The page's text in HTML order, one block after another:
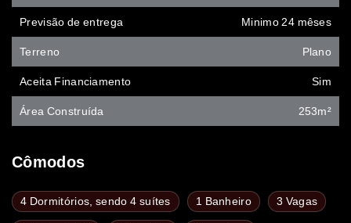
Cômodos
4 Dormitórios, sendo 4 suítes 1 Banheiro 3 Vagas
Previsão de entrega Minimo 24 mêses
Terreno Plano
Aceita Financiamento Sim
Área Construída 253m²